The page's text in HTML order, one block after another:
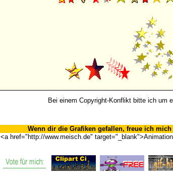
Bei einem Copyright-Konflikt bitte ich um
Wenn dir die Grafiken gefallen, freue ich
<a href="http://www.meisch.de"